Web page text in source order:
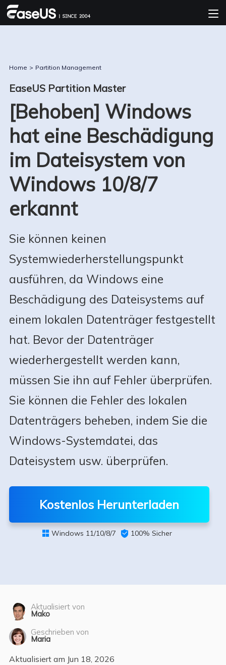
Home > Partition Management
EaseUS Partition Master
[Behoben] Windows
hat eine Beschädigung
im Dateisystem von
Windows 10/8/7
erkannt
Sie können keinen
Systemwiederherstellungspunkt
ausführen, da Windows eine
Beschädigung des Dateisystems auf
einem lokalen Datenträger festgestellt
hat. Bevor der Datenträger
wiederhergestellt werden kann,
müssen Sie ihn auf Fehler überprüfen.
Sie können die Fehler des lokalen
Datenträgers beheben, indem Sie die
Windows-Systemdatei, das
Dateisystem usw. überprüfen.
Kostenlos Herunterladen
 Windows 11/10/8/7  100% Sicher
Aktualisiert von
Mako
Geschrieben von
Maria
Aktualisiert am Jun 18, 2026